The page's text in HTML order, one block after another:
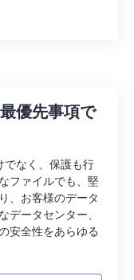
優先事項で
でなく、保護も行
ファイルでも、堅
、お客様のデータ
データセンター、
安全性をあらゆる